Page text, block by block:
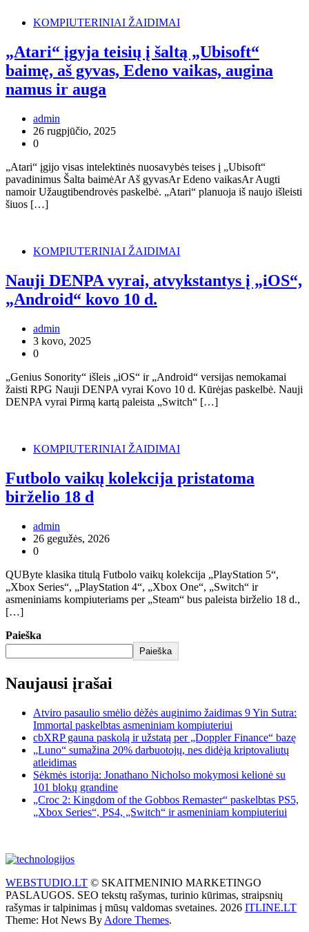
KOMPIUTERINIAI ŽAIDIMAI
„Atari“ įgyja teisių į šaltą „Ubisoft“
baimę, aš gyvas, Edeno vaikas, augina
namus ir auga
admin
26 rugpjūčio, 2025
0
„Atari“ įgijo visas intelektinės nuosavybės teises į „Ubisoft“
pavadinimus Šalta baimėAr Aš gyvasAr Edeno vaikasAr Augti
namoir Užaugtibendrovės paskelbė. „Atari“ planuoja iš naujo išleisti
šiuos […]
KOMPIUTERINIAI ŽAIDIMAI
Nauji DENPA vyrai, atvykstantys į „iOS“,
„Android“ kovo 10 d.
admin
3 kovo, 2025
0
„Genius Sonority“ išleis „iOS“ ir „Android“ versijas nemokamai
žaisti RPG Nauji DENPA vyrai Kovo 10 d. Kūrėjas paskelbė. Nauji
DENPA vyrai Pirmą kartą paleista „Switch“ […]
KOMPIUTERINIAI ŽAIDIMAI
Futbolo vaikų kolekcija pristatoma
birželio 18 d
admin
26 gegužės, 2026
0
QUByte klasika titulą Futbolo vaikų kolekcija „PlayStation 5“,
„Xbox Series“, „PlayStation 4“, „Xbox One“, „Switch“ ir
asmeniniams kompiuteriams per „Steam“ bus paleista birželio 18 d.,
[…]
Paieška
Paieška
Naujausi įrašai
Atviro pasaulio smėlio dėžės auginimo žaidimas 9 Yin Sutra:
Immortal paskelbtas asmeniniam kompiuteriui
cbXRP gauna paskolą ir užstatą per „Doppler Finance“ bazę
„Luno“ sumažina 20% darbuotojų, nes didėja kriptovaliutų
atleidimas
Sėkmės istorija: Jonathano Nicholso mokymosi kelionė su
101 blokų grandine
„Croc 2: Kingdom of the Gobbos Remaster“ paskelbtas PS5,
„Xbox Series“, PS4, „Switch“ ir asmeniniam kompiuteriui
WEBSTUDIO.LT © SKAITMENINIO MARKETINGO
PASLAUGOS. SEO tekstų rašymas, turinio kūrimas, straipsnių
rašymas ir talpinimas į mūsų valdomas svetaines. 2026 ITLINE.LT
Theme: Hot News By Adore Themes.